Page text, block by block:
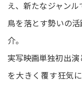
え、新たなジャン
鳥を落とす勢いの
介。
実写映画単独初出
を大きく覆す狂気